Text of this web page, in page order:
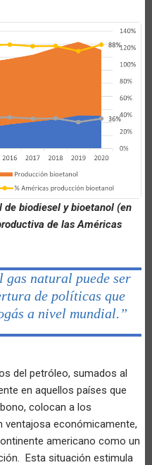
biodiesel y bioetanol (en
de las Américas
gas natural puede ser
de políticas que
a nivel mundial.”
del petróleo, sumados al
en aquellos países que
colocan a los
ventajosa económicamente,
americano como un
Esta situación estimula